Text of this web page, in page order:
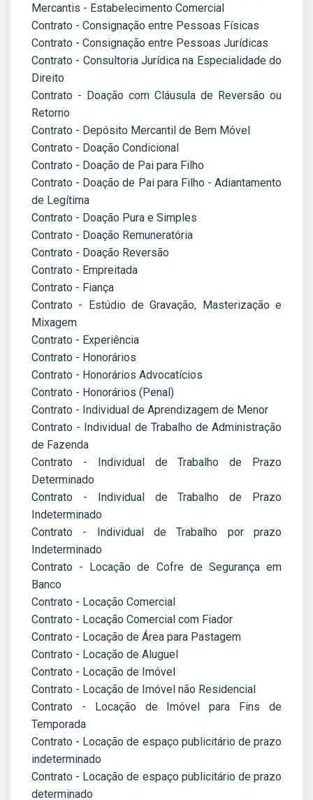
Mercantis - Estabelecimento Comercial
Contrato - Consignação entre Pessoas Físicas
Contrato - Consignação entre Pessoas Jurídicas
Contrato - Consultoria Jurídica na Especialidade do
Direito
Contrato - Doação com Cláusula de Reversão ou
Retorno
Contrato - Depósito Mercantil de Bem Móvel
Contrato - Doação Condicional
Contrato - Doação de Pai para Filho
Contrato - Doação de Pai para Filho - Adiantamento
de Legítima
Contrato - Doação Pura e Simples
Contrato - Doação Remuneratória
Contrato - Doação Reversão
Contrato - Empreitada
Contrato - Fiança
Contrato - Estúdio de Gravação, Masterização e
Mixagem
Contrato - Experiência
Contrato - Honorários
Contrato - Honorários Advocatícios
Contrato - Honorários (Penal)
Contrato - Individual de Aprendizagem de Menor
Contrato - Individual de Trabalho de Administração
de Fazenda
Contrato - Individual de Trabalho de Prazo
Determinado
Contrato - Individual de Trabalho de Prazo
Indeterminado
Contrato - Individual de Trabalho por prazo
Indeterminado
Contrato - Locação de Cofre de Segurança em
Banco
Contrato - Locação Comercial
Contrato - Locação Comercial com Fiador
Contrato - Locação de Área para Pastagem
Contrato - Locação de Aluguel
Contrato - Locação de Imóvel
Contrato - Locação de Imóvel não Residencial
Contrato - Locação de Imóvel para Fins de
Temporada
Contrato - Locação de espaço publicitário de prazo
indeterminado
Contrato - Locação de espaço publicitário de prazo
determinado